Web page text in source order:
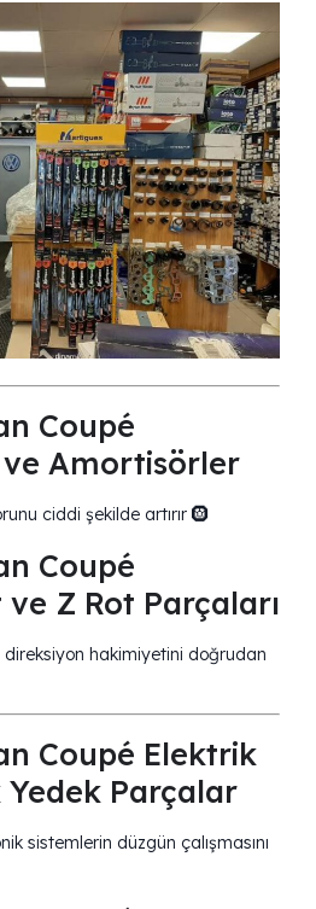
Coupé
Amortisörler
ciddi şekilde artırır 🛞
Coupé
ve Z Rot Parçaları
direksiyon hakimiyetini doğrudan
Coupé Elektrik
Parçalar
sistemlerin düzgün çalışmasını